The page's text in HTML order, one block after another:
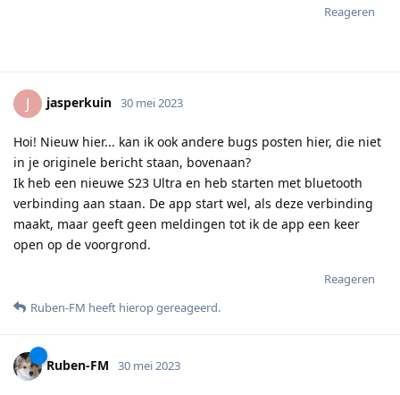
Reageren
J jasperkuin 30 mei 2023
Hoi! Nieuw hier... kan ik ook andere bugs posten hier, die niet
in je originele bericht staan, bovenaan?
Ik heb een nieuwe S23 Ultra en heb starten met bluetooth
verbinding aan staan. De app start wel, als deze verbinding
maakt, maar geeft geen meldingen tot ik de app een keer
open op de voorgrond.
Reageren
Ruben-FM heeft hierop gereageerd.
Ruben-FM 30 mei 2023